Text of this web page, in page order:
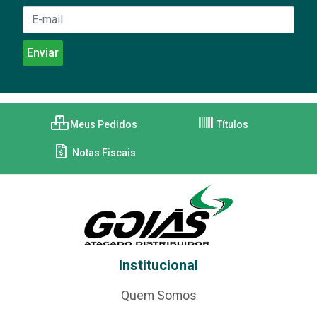
Meus Pedidos Títulos
Notas Fiscais
Institucional
Quem Somos